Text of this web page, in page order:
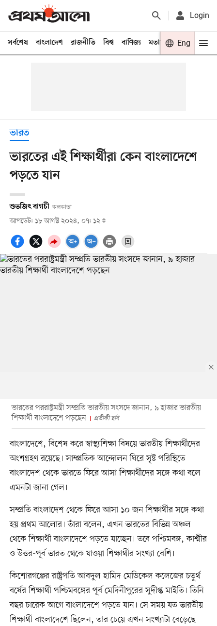
Login
সর্বশেষ বাংলাদেশ রাজনীতি বিশ্ব বাণিজ্য মতামত খেলা
Eng
ভারত
ভারতের এই শিক্ষার্থীরা কেন বাংলাদেশে
পড়তে যান
শুভজিৎ বাগচী কলকাতা
আপডেট: ১৮ আগস্ট ২০২৪, ০৭: ১২
ভারতের পররাষ্ট্রমন্ত্রী সম্প্রতি ভারতীয় সংসদে জানান, ৯ হাজার ভারতীয়
শিক্ষার্থী বাংলাদেশে পড়ছেন
প্রতীকী ছবি
বাংলাদেশে, বিশেষ করে স্বাস্থ্যশিক্ষা বিষয়ে ভারতীয় শিক্ষার্থীদের
অংশগ্রহণ রয়েছে। সাম্প্রতিক আন্দোলন ঘিরে সৃষ্ট পরিস্থিতে
বাংলাদেশ থেকে ভারতে ফিরে আসা শিক্ষার্থীদের সঙ্গে কথা বলে
এমনটা জানা গেল।
সম্প্রতি বাংলাদেশ থেকে ফিরে আসা ১০ জন শিক্ষার্থীর সঙ্গে কথা
হয় প্রথম আলোর। তাঁরা বলেন, এখন ভারতের বিভিন্ন অঞ্চল
থেকে শিক্ষার্থী বাংলাদেশে পড়তে যাচ্ছেন। তবে পশ্চিমবঙ্গ, কাশ্মীর
ও উত্তর-পূর্ব ভারত থেকে যাওয়া শিক্ষার্থীর সংখ্যা বেশি।
কিশোরগঞ্জের রাষ্ট্রপতি আবদুল হামিদ মেডিকেল কলেজের চতুর্থ
বর্ষের শিক্ষার্থী পশ্চিমবঙ্গের পূর্ব মেদিনীপুরের সুদীপ্ত মাইতি। তিনি
বছর চারেক আগে বাংলাদেশে পড়তে যান। সে সময় যত ভারতীয়
শিক্ষার্থী বাংলাদেশে ছিলেন, তার চেয়ে এখন সংখ্যাটা বেড়েছে